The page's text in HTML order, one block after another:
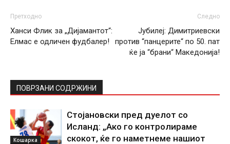
Претходно
Ханси Флик за „Дијамантот“:
Елмас е одличен фудбалер!
Следно
Јубилеј: Димитриевски
против “панцерите“ по 50. пат
ќе ја “брани“ Македонија!
ПОВРЗАНИ СОДРЖИНИ
Кошарка
Стојановски пред дуелот со
Исланд: „Ако го контролираме
скокот, ќе го наметнеме нашиот